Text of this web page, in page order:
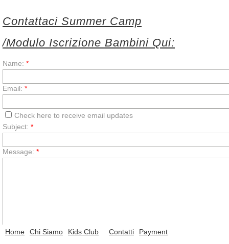
Contattaci Summer Camp
/Modulo Iscrizione Bambini Qui:
Name: *
Email: *
Check here to receive email updates
Subject: *
Message: *
Home Chi Siamo Kids Club Contatti Payment